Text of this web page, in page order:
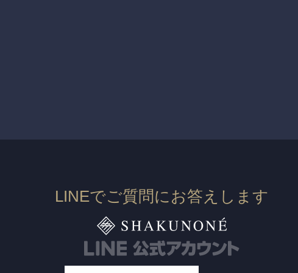
LINEでご質問にお答えします